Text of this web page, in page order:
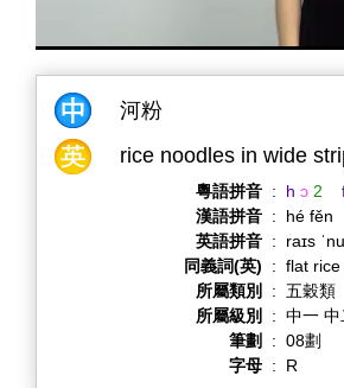
河粉
rice noodles in wide
粵語拼音 : h ɔ 2
漢語拼音 :
hé fěn
英語拼音 :
raɪs
同義詞(英)
: flat
所屬類別
: 五穀類
所屬級別
: 中一
筆劃
: 08劃
字母 : R